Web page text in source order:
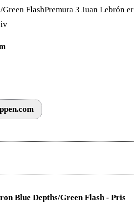
FlashPremura 3 Juan Lebrón er